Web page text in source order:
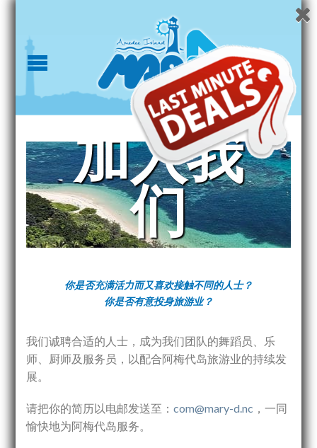
加入我
们
你是否充满活力而又喜欢接触不同的人士？
你是否有意投身旅游业？
我们诚聘合适的人士，成为我们团队的舞蹈员、乐
师、厨师及服务员，以配合阿梅代岛旅游业的持续发
展。
请把你的简历以电邮发送至：com@mary-d.nc ，一同
愉快地为阿梅代岛服务。